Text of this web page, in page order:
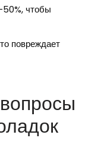
чтобы
повреждает